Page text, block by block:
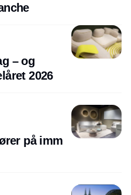
– og
2026
på imm